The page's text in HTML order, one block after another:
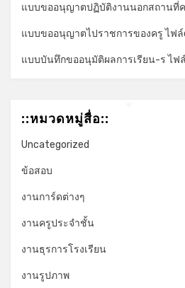
แบบขออนุญาตปฏิบัติงานนอกสถานที่
แบบขออนุญาตไปราชการของครู ไฟล์
แบบบันทึกขออนุมัติผลการเรียน-ร ไฟ
::หมวดหมู่สื่อ::
Uncategorized
ข้อสอบ
งานการ์ดต่างๆ
งานครูประจำชั้น
งานธุรการโรงเรียน
งานรูปภาพ